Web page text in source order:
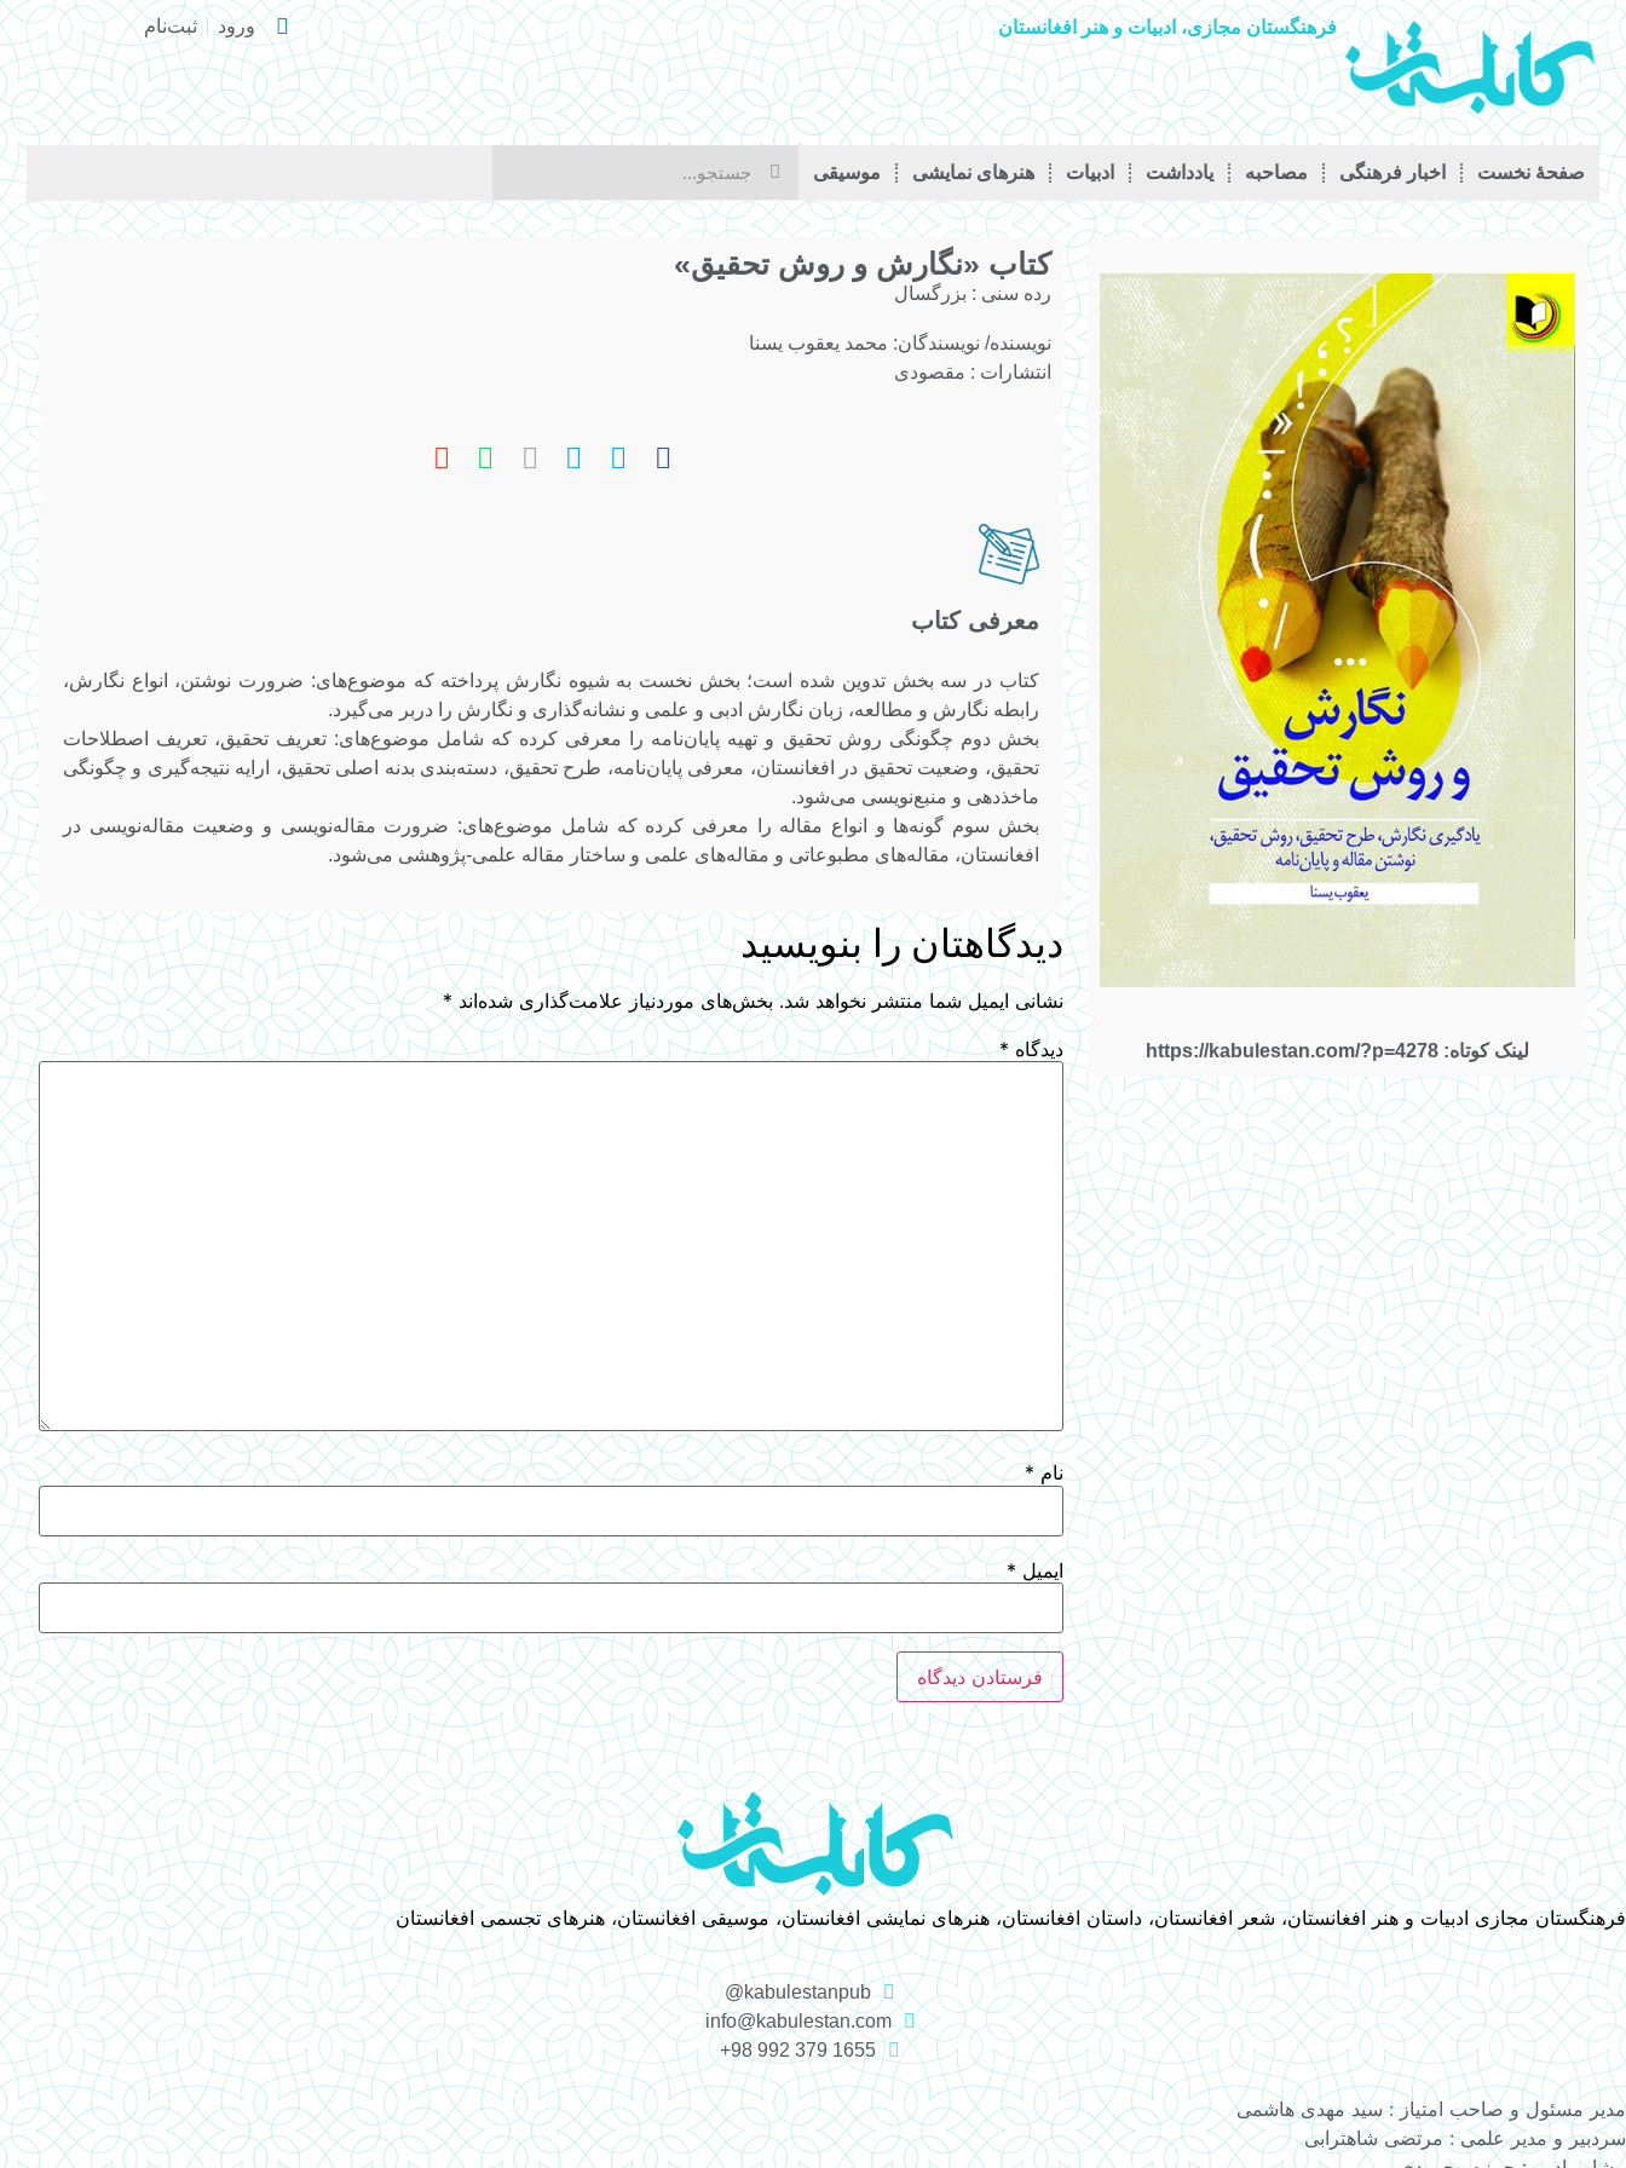
فرهنگستان مجازی، ادبیات و هنر افغانستان ورود ثبت‌نام
صفحۀ نخست اخبار فرهنگی مصاحبه يادداشت ادبیات هنرهای نمایشی موسیقی
لینک کوتاه: https://kabulestan.com/?p=4278
کتاب «نگارش و روش تحقیق»
رده سنی : بزرگسال
نویسنده/ نویسندگان: محمد یعقوب یسنا
انتشارات : مقصودی
معرفی کتاب
کتاب در سه‌ بخش تدوین شده‌ است؛ بخش نخست به‌ شیوه نگارش پرداخته‌ که موضوع‌های: ضرورت نوشتن، انواع نگارش،
رابطه نگارش و مطالعه، زبان نگارش ادبی و علمی و نشانه‌گذاری و نگارش‌ را دربر می‌گیرد.
بخش دوم ‌چگونگی روش تحقیق و تهیه پایان‌نامه‌ را معرفی کرده‌ که شامل موضوع‌های: ‌تعریف تحقیق، ‌تعریف اصطلاحات
تحقیق، وضعیت تحقیق در افغانستان، معرفی پایان‌نامه، طرح تحقیق، دسته‌بندی بدنه اصلی تحقیق، ارایه نتیجه‌گیری و چگونگی
ماخذدهی و منبع‌نویسی می‌شود.
بخش سوم گونه‌ها و انواع مقاله‌ را معرفی کرده که شامل موضوع‌های: ضرورت مقاله‌نویسی و وضعیت مقاله‌نویسی در
افغانستان، مقاله‌های مطبوعاتی و مقاله‌های علمی و ساختار مقاله علمی-پژوهشی می‌شود.
دیدگاهتان را بنویسید
نشانی ایمیل شما منتشر نخواهد شد. بخش‌های موردنیاز علامت‌گذاری شده‌اند*
دیدگاه*
نام*
ایمیل*
فرهنگستان مجازی ادبیات و هنر افغانستان، شعر افغانستان، داستان افغانستان، هنرهای نمایشی افغانستان، موسیقی افغانستان، هنرهای تجسمی افغانستان
kabulestanpub@
info@kabulestan.com
1655 379 992 98+
مدیر مسئول و صاحب امتیاز : سید مهدی هاشمی
سردبیر و مدیر علمی : مرتضی شاهترابی